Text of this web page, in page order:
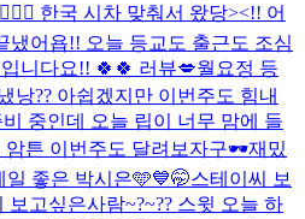
한국 시차 맞춰서 왔당><!! 어
냈어욥!! 오늘 등교도 출근도 조심
니다요!! 🍀🍀 러뷰💋월요정 등
낭?? 아쉽겠지만 이번주도 힘내
중인데 오늘 립이 너무 맘에 들
암튼 이번주도 달려보자구🕶️재밌
일 좋은 박시은🩵💙🤭스테이씨 보
보고싶은사람~?~?? 스윗 오늘 하